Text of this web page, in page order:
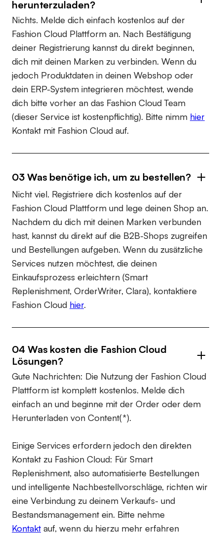
herunterzuladen?
Nichts. Melde dich einfach kostenlos auf der
Fashion Cloud Plattform an. Nach Bestätigung
deiner Registrierung kannst du direkt beginnen,
dich mit deinen Marken zu verbinden. Wenn du
jedoch Produktdaten in deinen Webshop oder
dein ERP-System integrieren möchtest, wende
dich bitte vorher an das Fashion Cloud Team
(dieser Service ist kostenpflichtig). Bitte nimm hier
Kontakt mit Fashion Cloud auf.
03 Was benötige ich, um zu bestellen?
Nicht viel. Registriere dich kostenlos auf der
Fashion Cloud Plattform und lege deinen Shop an.
Nachdem du dich mit deinen Marken verbunden
hast, kannst du direkt auf die B2B-Shops zugreifen
und Bestellungen aufgeben. Wenn du zusätzliche
Services nutzen möchtest, die deinen
Einkaufsprozess erleichtern (Smart
Replenishment, OrderWriter, Clara), kontaktiere
Fashion Cloud hier.
04 Was kosten die Fashion Cloud
Lösungen?
Gute Nachrichten: Die Nutzung der Fashion Cloud
Plattform ist komplett kostenlos. Melde dich
einfach an und beginne mit der Order oder dem
Herunterladen von Content(*).
Einige Services erfordern jedoch den direkten
Kontakt zu Fashion Cloud: Für Smart
Replenishment, also automatisierte Bestellungen
und intelligente Nachbestellvorschläge, richten wir
eine Verbindung zu deinem Verkaufs- und
Bestandsmanagement ein. Bitte nehme
Kontakt auf, wenn du hierzu mehr erfahren